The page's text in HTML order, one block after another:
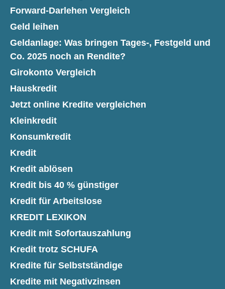
Forward-Darlehen Vergleich
Geld leihen
Geldanlage: Was bringen Tages-, Festgeld und
Co. 2025 noch an Rendite?
Girokonto Vergleich
Hauskredit
Jetzt online Kredite vergleichen
Kleinkredit
Konsumkredit
Kredit
Kredit ablösen
Kredit bis 40 % günstiger
Kredit für Arbeitslose
KREDIT LEXIKON
Kredit mit Sofortauszahlung
Kredit trotz SCHUFA
Kredite für Selbstständige
Kredite mit Negativzinsen